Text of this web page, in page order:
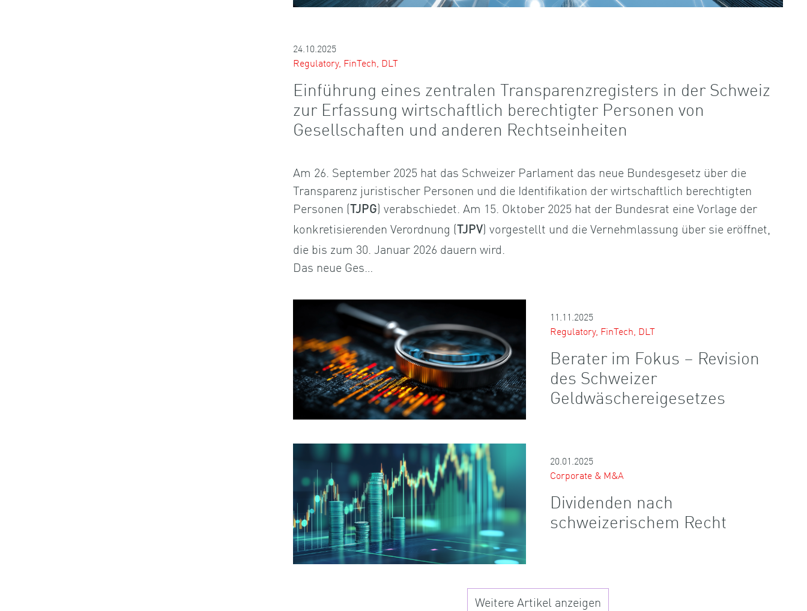
24.10.2025
Regulatory, FinTech, DLT
Einführung eines zentralen Transparenzregisters in der Schweiz
zur Erfassung wirtschaftlich berechtigter Personen von
Gesellschaften und anderen Rechtseinheiten
Am 26. September 2025 hat das Schweizer Parlament das neue Bundesgesetz über die
Transparenz juristischer Personen und die Identifikation der wirtschaftlich berechtigten
Personen ( TJPG) verabschiedet. Am 15. Oktober 2025 hat der Bundesrat eine Vorlage der
konkretisierenden Verordnung ( TJPV) vorgestellt und die Vernehmlassung über sie eröffnet,
die bis zum 30. Januar 2026 dauern wird.
Das neue Ges…
11.11.2025
Regulatory, FinTech, DLT
Berater im Fokus – Revision
des Schweizer
Geldwäschereigesetzes
20.01.2025
Corporate & M&A
Dividenden nach
schweizerischem Recht
Weitere Artikel anzeigen